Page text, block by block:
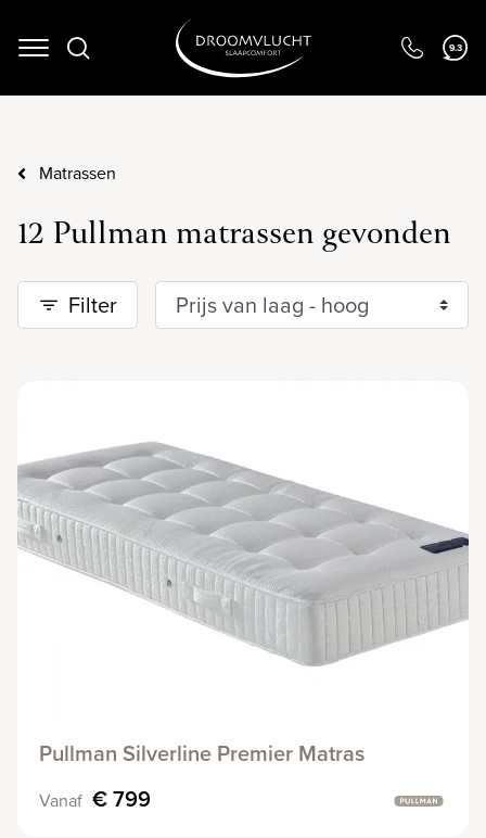
Navigation 9.3
Matrassen
12 Pullman matrassen gevonden
Filter
Pullman Silverline Premier Matras
Vanaf € 799